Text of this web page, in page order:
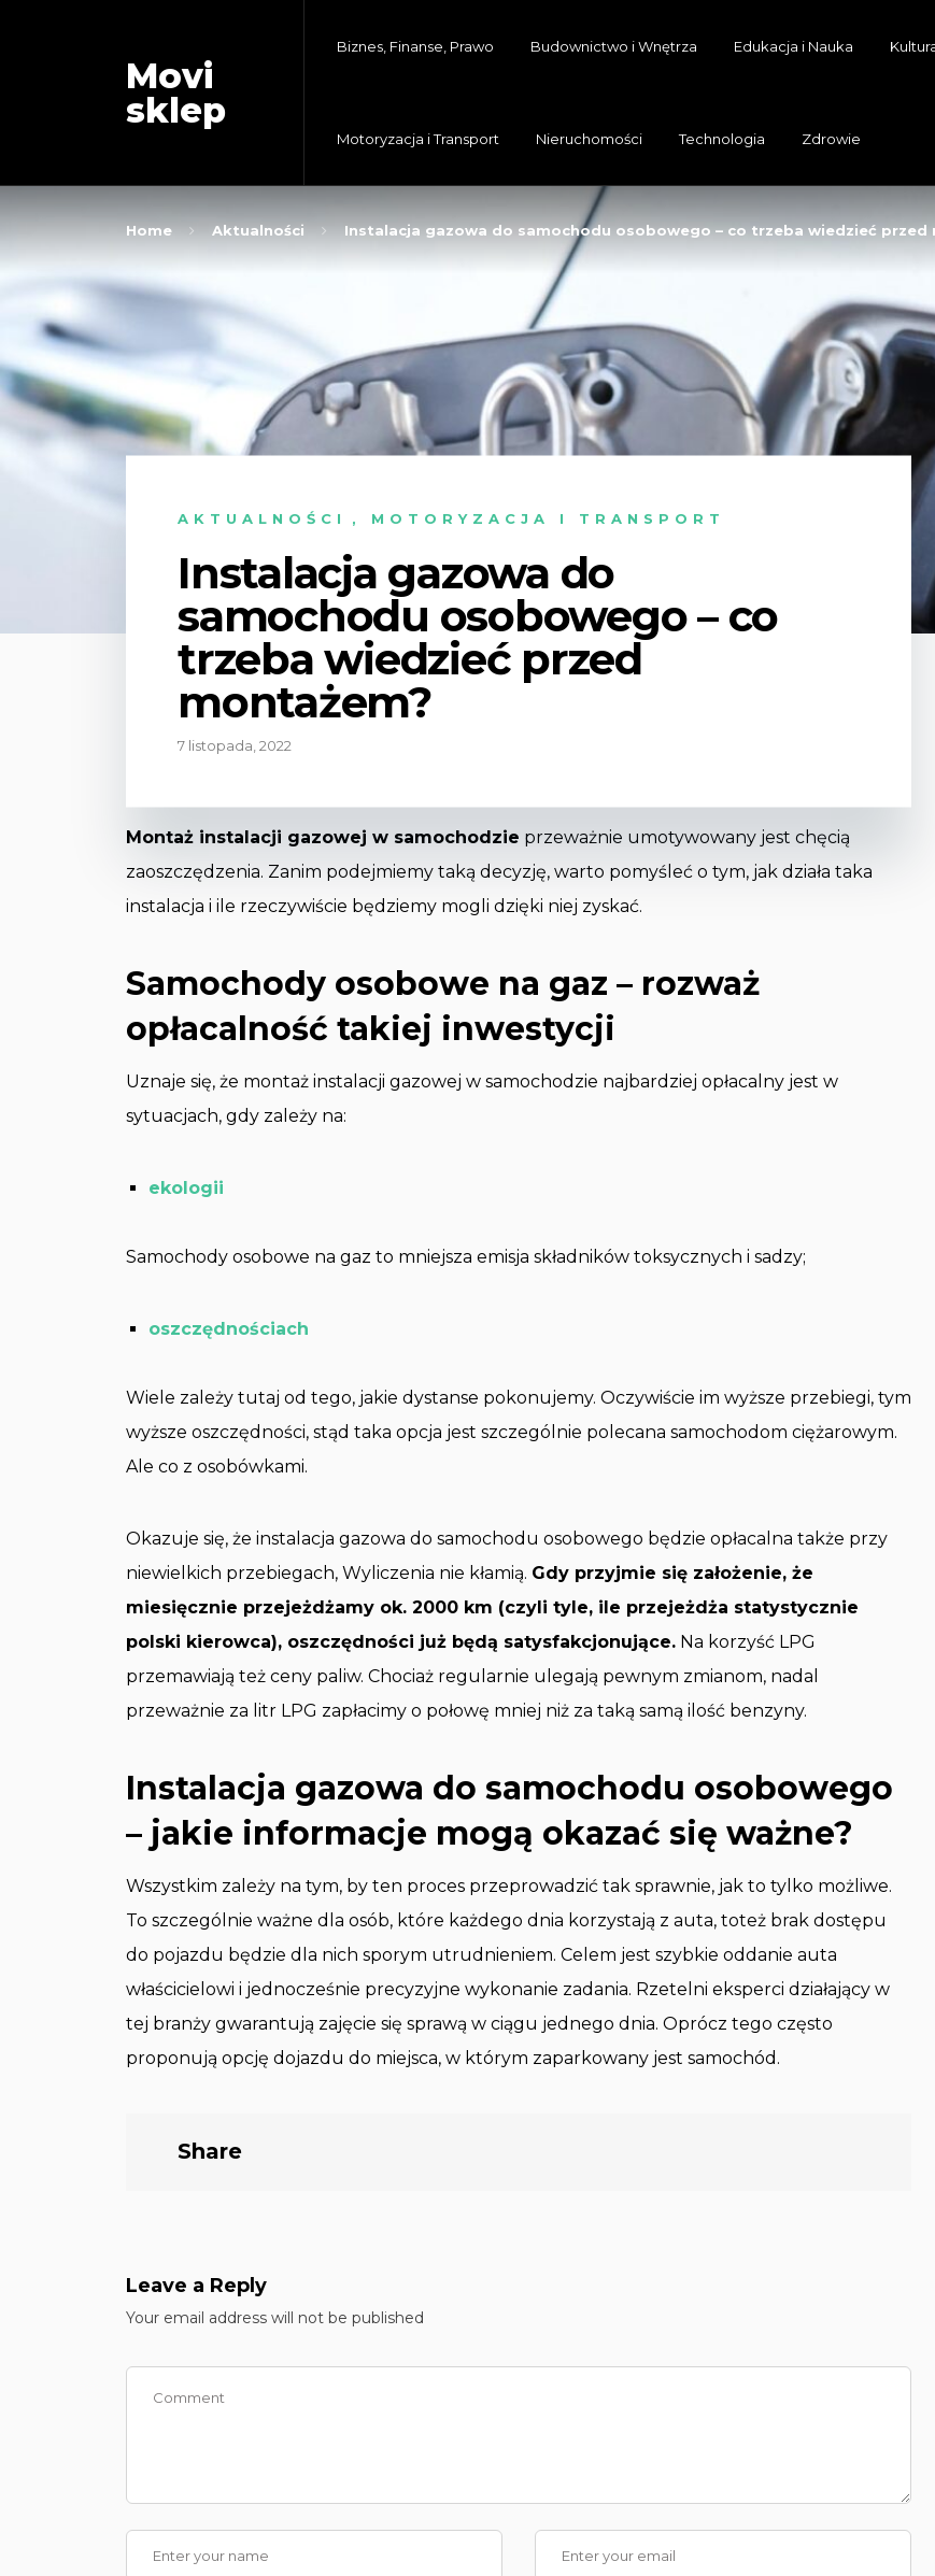
Movi
sklep
Biznes, Finanse, Prawo Budownictwo i Wnętrza Edukacja i Nauka
Motoryzacja i Transport Nieruchomości Technologia Zdrowie
Home Aktualności Instalacja gazowa do samochodu osobowego – co trzeba wiedzieć przed
AKTUALNOŚCI , MOTORYZACJA I TRANSPORT
Instalacja gazowa do
samochodu osobowego – co
trzeba wiedzieć przed
montażem?
7 listopada, 2022
Montaż instalacji gazowej w samochodzie przeważnie umotywowany jest chęcią
zaoszczędzenia. Zanim podejmiemy taką decyzję, warto pomyśleć o tym, jak działa taka
instalacja i ile rzeczywiście będziemy mogli dzięki niej zyskać.
Samochody osobowe na gaz – rozważ
opłacalność takiej inwestycji
Uznaje się, że montaż instalacji gazowej w samochodzie najbardziej opłacalny jest w
sytuacjach, gdy zależy na:
ekologii
Samochody osobowe na gaz to mniejsza emisja składników toksycznych i sadzy;
oszczędnościach
Wiele zależy tutaj od tego, jakie dystanse pokonujemy. Oczywiście im wyższe przebiegi, tym
wyższe oszczędności, stąd taka opcja jest szczególnie polecana samochodom ciężarowym.
Ale co z osobówkami.
Okazuje się, że instalacja gazowa do samochodu osobowego będzie opłacalna także przy
niewielkich przebiegach, Wyliczenia nie kłamią. Gdy przyjmie się założenie, że
miesięcznie przejeżdżamy ok. 2000 km (czyli tyle, ile przejeżdża statystycznie
polski kierowca), oszczędności już będą satysfakcjonujące. Na korzyść LPG
przemawiają też ceny paliw. Chociaż regularnie ulegają pewnym zmianom, nadal
przeważnie za litr LPG zapłacimy o połowę mniej niż za taką samą ilość benzyny.
Instalacja gazowa do samochodu osobowego
– jakie informacje mogą okazać się ważne?
Wszystkim zależy na tym, by ten proces przeprowadzić tak sprawnie, jak to tylko możliwe.
To szczególnie ważne dla osób, które każdego dnia korzystają z auta, toteż brak dostępu
do pojazdu będzie dla nich sporym utrudnieniem. Celem jest szybkie oddanie auta
właścicielowi i jednocześnie precyzyjne wykonanie zadania. Rzetelni eksperci działający w
tej branży gwarantują zajęcie się sprawą w ciągu jednego dnia. Oprócz tego często
proponują opcję dojazdu do miejsca, w którym zaparkowany jest samochód.
Share
Leave a Reply
Your email address will not be published